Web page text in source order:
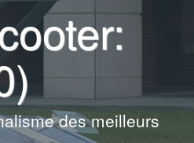
des meilleurs